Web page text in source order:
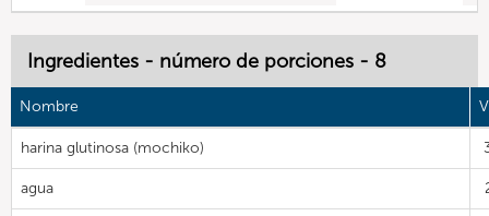
Ingredientes - número de porciones - 8
Nombre
harina glutinosa (mochiko)
agua